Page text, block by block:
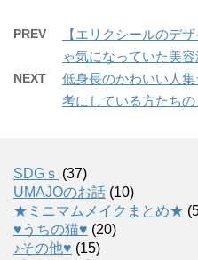
PREV
【エリクシールのデ
ゃ気になっていた美
NEXT
低身長のかわいい人
考にしている方たちの
SDGｓ (37)
UMAJOのお話 (10)
★ミニマムメイクまとめ★
♥うちの猫♥ (20)
♪その他♥ (15)